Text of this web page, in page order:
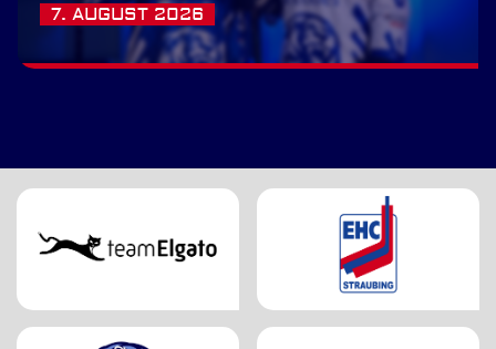
SAISON 2026/27
7. AUGUST 2026